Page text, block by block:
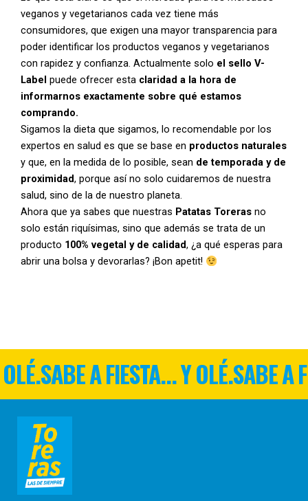
veganos y vegetarianos cada vez tiene más
consumidores, que exigen una mayor transparencia para
poder identificar los productos veganos y vegetarianos
con rapidez y confianza. Actualmente solo el sello V-
Label puede ofrecer esta claridad a la hora de
informarnos exactamente sobre qué estamos
comprando.
Sigamos la dieta que sigamos, lo recomendable por los
expertos en salud es que se base en productos naturales
y que, en la medida de lo posible, sean de temporada y de
proximidad, porque así no solo cuidaremos de nuestra
salud, sino de la de nuestro planeta.
Ahora que ya sabes que nuestras Patatas Toreras no
solo están riquísimas, sino que además se trata de un
producto 100% vegetal y de calidad, ¿a qué esperas para
abrir una bolsa y devorarlas? ¡Bon apetit!
SABE A FIESTA... Y OLÉ.SABE A